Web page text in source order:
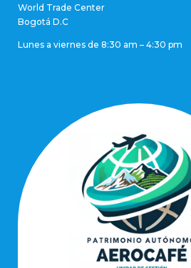
World Trade Center
Bogotá D.C
Lunes a viernes de 8:30 am – 4:30 pm